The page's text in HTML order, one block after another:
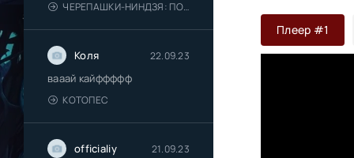
ЧЕРЕПАШКИ-НИНДЗЯ: ПОГРОМ МУТАНТОВ
Коля 22.09.23
вааай кайффффф
КОТОПЕС
officialiy 21.09.23
Плеер #1